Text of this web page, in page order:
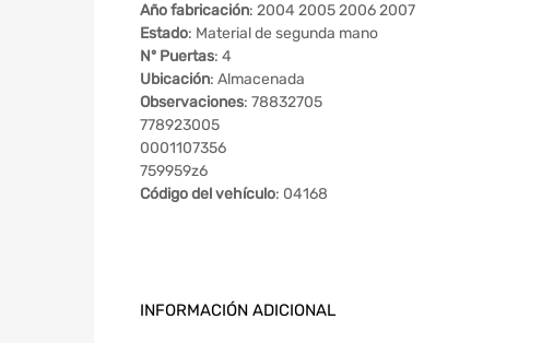
Año fabricación: 2004 2005 2006 2007
Estado: Material de segunda mano
Nº Puertas: 4
Ubicación: Almacenada
Observaciones: 78832705
778923005
0001107356
759959z6
Código del vehículo: 04168
INFORMACIÓN ADICIONAL